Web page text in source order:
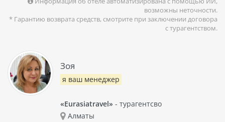
возможны неточности.
* Гарантию возврата средств, смотрите при заключении договора
с турагентством.
Зоя
я ваш менеджер
«Eurasiatravel» - турагентсво
Алматы